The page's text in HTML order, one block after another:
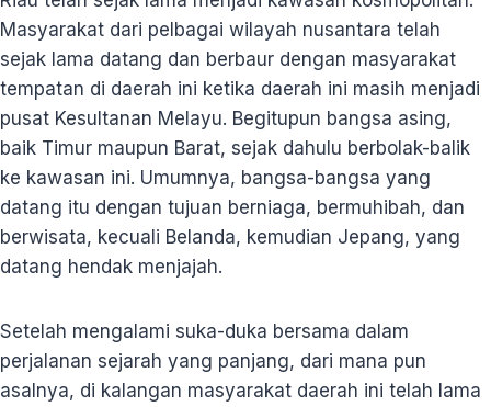
Masyarakat dari pelbagai wilayah nusantara telah
sejak lama datang dan berbaur dengan masyarakat
tempatan di daerah ini ketika daerah ini masih menjadi
pusat Kesultanan Melayu. Begitupun bangsa asing,
baik Timur maupun Barat, sejak dahulu berbolak-balik
ke kawasan ini. Umumnya, bangsa-bangsa yang
datang itu dengan tujuan berniaga, bermuhibah, dan
berwisata, kecuali Belanda, kemudian Jepang, yang
datang hendak menjajah.
Setelah mengalami suka-duka bersama dalam
perjalanan sejarah yang panjang, dari mana pun
asalnya, di kalangan masyarakat daerah ini telah lama